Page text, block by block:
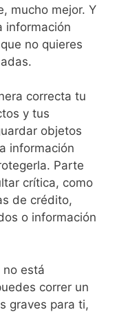
mucho mejor. Y
información
no quieres
correcta tu
y tus
objetos
información
Parte
crítica, como
de crédito,
o información
no está
correr un
graves para ti,